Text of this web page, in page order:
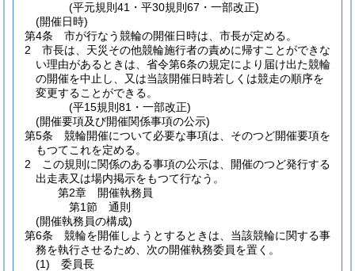
(平元規則41・平30規則67・一部改正)
(開催日時)
第4条
市が行なう競輪の開催日時は、市長が定める。
2
市長は、天災その他競輪施行者の責めに帰すことができな
い理由があるときは、省令第6条の規定により届け出た競輪
の開催を中止し、又は当該開催日時若しくは競走の順序を
変更することができる。
(平15規則81・一部改正)
(開催要項及び開催関係事項の公示)
第5条
競輪開催について必要な事項は、そのつど開催要項を
もつてこれを定める。
2
この規則に関係のある事項の公示は、開催のつど発行する
出走表又は場内掲示をもつて行なう。
第2章
開催執務員
第1節
通則
(開催執務員の構成)
第6条
競輪を開催しようとするときは、当該競輪に関する事
務を執行させるため、次の開催執務委員を置く。
(1)
委員長